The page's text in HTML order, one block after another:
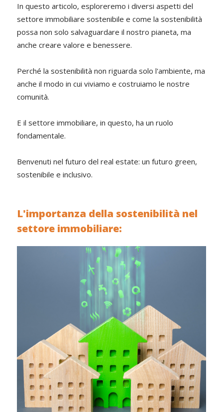
In questo articolo, esploreremo i diversi aspetti del
settore immobiliare sostenibile e come la sostenibilità
possa non solo salvaguardare il nostro pianeta, ma
anche creare valore e benessere.
Perché la sostenibilità non riguarda solo l'ambiente, ma
anche il modo in cui viviamo e costruiamo le nostre
comunità.
E il settore immobiliare, in questo, ha un ruolo
fondamentale.
Benvenuti nel futuro del real estate: un futuro green,
sostenibile e inclusivo.
L'importanza della sostenibilità nel
settore immobiliare: